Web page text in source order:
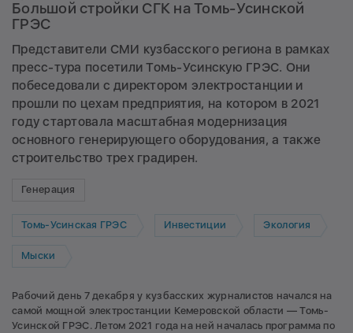
Большой стройки СГК на Томь-Усинской
ГРЭС
Представители СМИ кузбасского региона в рамках
пресс-тура посетили Томь-Усинскую ГРЭС. Они
побеседовали с директором электростанции и
прошли по цехам предприятия, на котором в 2021
году стартовала масштабная модернизация
основного генерирующего оборудования, а также
строительство трех градирен.
Генерация
Томь-Усинская ГРЭС Инвестиции Экология
Мыски
Рабочий день 7 декабря у кузбасских журналистов начался на
самой мощной электростанции Кемеровской области — Томь-
Усинской ГРЭС. Летом 2021 года на ней началась программа по